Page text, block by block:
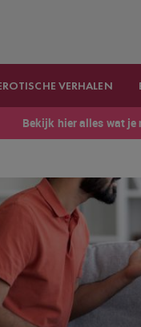
VERHALEN
Bekijk hier alles wat je